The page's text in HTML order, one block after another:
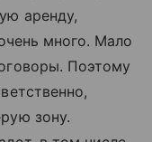
аренду,
много. Мало
Поэтому
зону.